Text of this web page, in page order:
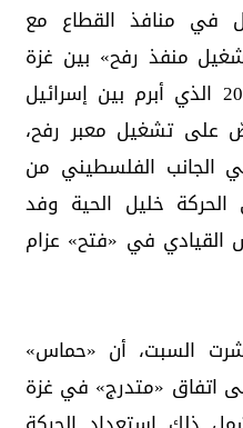
في منافذ القطاع مع
منفذ رفح» بين غزة
ومصر، وفقاً لاتفاق عام 2005 الذي أبرم بين إسرائيل
على تشغيل معبر رفح،
الجانب الفلسطيني من
خليل الحية وفد
القيادي في «فتح» عزام
السبت، أن «حماس»
اتفاق «متدرج» في غزة